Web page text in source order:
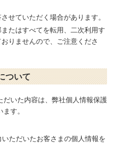
せていただく場合があります。
たはすべてを転用、二次利用す
りませんので、ご注意くださ
ついて
だいた内容は、弊社個人情報保護
す。
ただいたお客さまの個人情報を